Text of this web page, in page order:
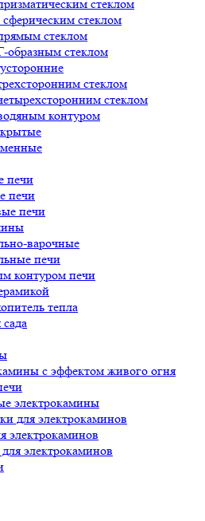
стеклом
стеклом
стеклом
образным стеклом
стеклом
стеклом
контуром
печи
печи
печи
варочные
печи
контуром печи
тепла
с эффектом живого огня
электрокамины
для электрокаминов
электрокаминов
электрокаминов